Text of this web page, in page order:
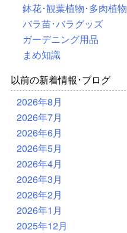
鉢花･観葉植物･多肉植物
バラ苗･バラグッズ
ガーデニング用品
まめ知識
以前の新着情報･ブログ
2026年8月
2026年7月
2026年6月
2026年5月
2026年4月
2026年3月
2026年2月
2026年1月
2025年12月